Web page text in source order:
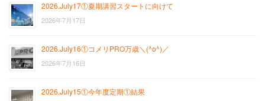
2026.July17①夏期講習スタートに向けて
2026年7月17日
2026.July16①コメリPRO万歳＼(^o^)／
2026年7月16日
2026.July15①今年度定期①結果